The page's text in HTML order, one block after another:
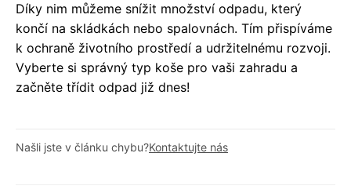
Díky nim můžeme snížit množství odpadu, který
končí na skládkách nebo spalovnách. Tím přispíváme
k ochraně životního prostředí a udržitelnému rozvoji.
Vyberte si správný typ koše pro vaši zahradu a
začněte třídit odpad již dnes!
Našli jste v článku chybu?Kontaktujte nás